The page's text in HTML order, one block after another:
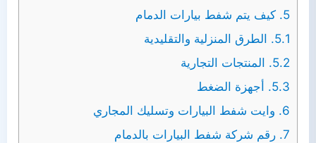
5. كيف يتم شفط بيارات الدمام
5.1. الطرق المنزلية والتقليدية
5.2. المنتجات التجارية
5.3. أجهزة الضغط
6. وايت شفط البيارات وتسليك المجاري
7. رقم شركة شفط البيارات بالدمام